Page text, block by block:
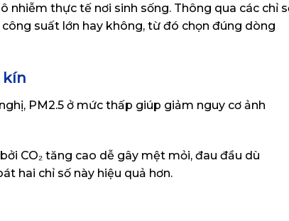
nhiễm thực tế nơi sinh sống. Thông qua các chỉ
suất lớn hay không, từ đó chọn đúng dòng
kín
PM2.5 ở mức thấp giúp giảm nguy cơ ảnh
CO₂ tăng cao dễ gây mệt mỏi, đau đầu dù
hai chỉ số này hiệu quả hơn.